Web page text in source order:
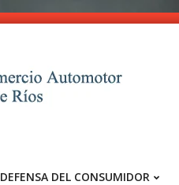
DEFENSA DEL CONSUMIDOR